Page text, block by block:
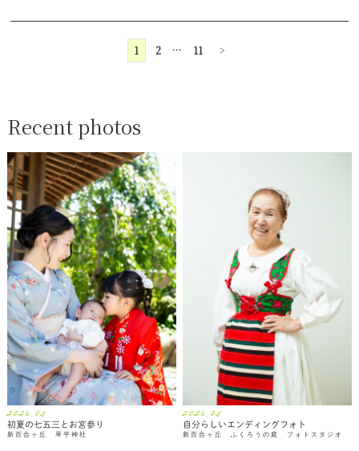
1 2 … 11 >
Recent photos
2026.05
初夏の七五三とお宮参り
新百合ヶ丘 琴平神社
2026.05
自分らしいエンディングフォト
新百合ヶ丘 ふくろうの庭 フォトスタジオ